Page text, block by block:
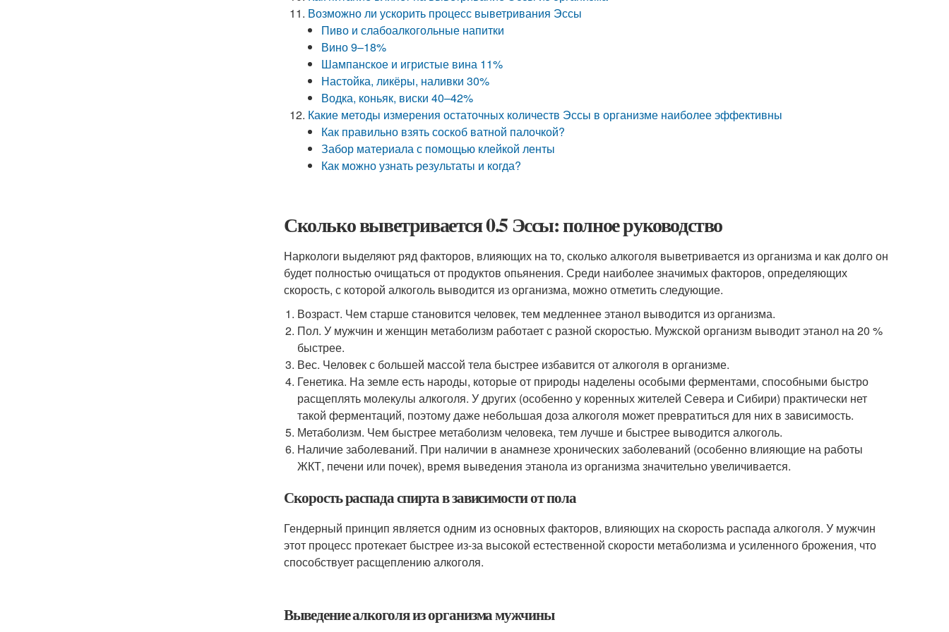
Возможно ли ускорить процесс выветривания Эссы
Пиво и слабоалкогольные напитки
Вино 9–18%
Шампанское и игристые вина 11%
Настойка, ликёры, наливки 30%
Водка, коньяк, виски 40–42%
Какие методы измерения остаточных количеств Эссы в организме наиболее эффективны
Как правильно взять соскоб ватной палочкой?
Забор материала с помощью клейкой ленты
Как можно узнать результаты и когда?
Сколько выветривается 0.5 Эссы: полное руководство
Наркологи выделяют ряд факторов, влияющих на то, сколько алкоголя выветривается из организма и как долго он
будет полностью очищаться от продуктов опьянения. Среди наиболее значимых факторов, определяющих
скорость, с которой алкоголь выводится из организма, можно отметить следующие.
Возраст. Чем старше становится человек, тем медленнее этанол выводится из организма.
Пол. У мужчин и женщин метаболизм работает с разной скоростью. Мужской организм выводит этанол на 20 %
быстрее.
Вес. Человек с большей массой тела быстрее избавится от алкоголя в организме.
Генетика. На земле есть народы, которые от природы наделены особыми ферментами, способными быстро
расщеплять молекулы алкоголя. У других (особенно у коренных жителей Севера и Сибири) практически нет
такой ферментаций, поэтому даже небольшая доза алкоголя может превратиться для них в зависимость.
Метаболизм. Чем быстрее метаболизм человека, тем лучше и быстрее выводится алкоголь.
Наличие заболеваний. При наличии в анамнезе хронических заболеваний (особенно влияющие на работы
ЖКТ, печени или почек), время выведения этанола из организма значительно увеличивается.
Скорость распада спирта в зависимости от пола
Гендерный принцип является одним из основных факторов, влияющих на скорость распада алкоголя. У мужчин
этот процесс протекает быстрее из-за высокой естественной скорости метаболизма и усиленного брожения, что
способствует расщеплению алкоголя.
Выведение алкоголя из организма мужчины